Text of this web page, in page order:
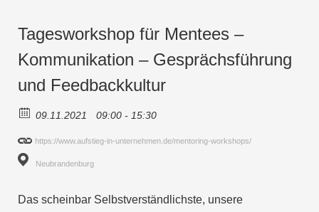
Tagesworkshop für Mentees –
Kommunikation – Gesprächsführung
und Feedbackkultur
09.11.2021 09:00 - 15:30
https://www.aufstieg-in-unternehmen.de/mentoring-workshops/
Neubrandenburg
Das scheinbar Selbstverständlichste, unsere